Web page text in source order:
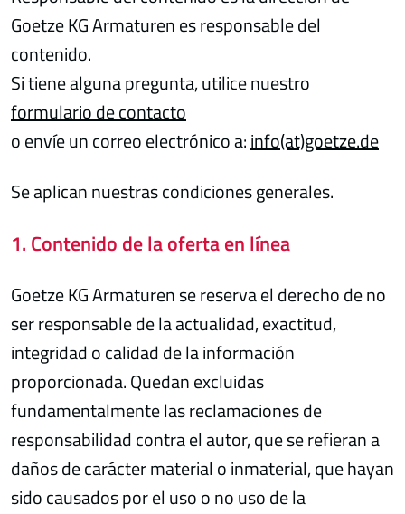
Goetze KG Armaturen es responsable del
contenido.
Si tiene alguna pregunta, utilice nuestro
formulario de contacto
o envíe un correo electrónico a:info(at)goetze.de
Se aplican nuestras condiciones generales.
1. Contenido de la oferta en línea
Goetze KG Armaturen se reserva el derecho de no
ser responsable de la actualidad, exactitud,
integridad o calidad de la información
proporcionada. Quedan excluidas
fundamentalmente las reclamaciones de
responsabilidad contra el autor, que se refieran a
daños de carácter material o inmaterial, que hayan
sido causados por el uso o no uso de la